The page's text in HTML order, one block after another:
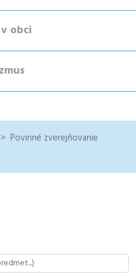
obci
Povinné zverejňovanie